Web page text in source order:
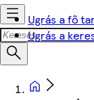
Ugrás a fő
Ugrás a